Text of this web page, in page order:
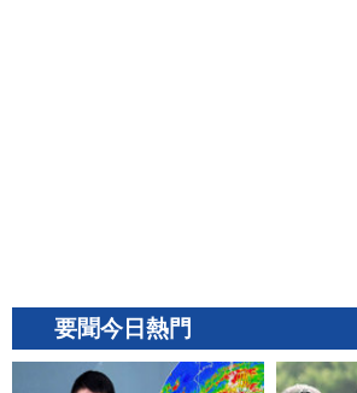
要聞今日熱門